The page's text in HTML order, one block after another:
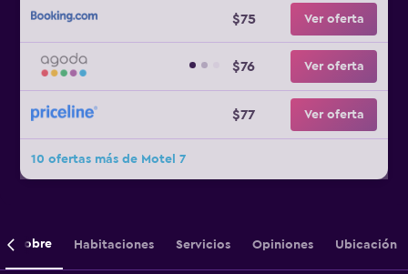
$75 Ver oferta
$76 Ver oferta
$77 Ver oferta
10 ofertas más de Motel 7
Sobre Habitaciones Servicios Opiniones Ubicación